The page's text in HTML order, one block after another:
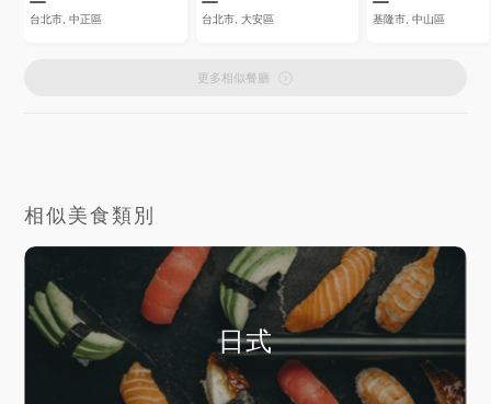
台北市, 中正區 台北市, 大安區 基隆市, 中山區
更多相似餐廳
相似美食類別
日式